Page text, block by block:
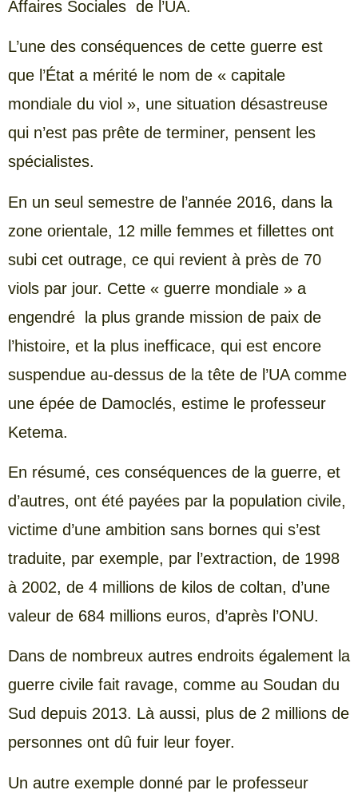
Affaires Sociales de l’UA.
L’une des conséquences de cette guerre est
que l’État a mérité le nom de « capitale
mondiale du viol », une situation désastreuse
qui n’est pas prête de terminer, pensent les
spécialistes.
En un seul semestre de l’année 2016, dans la
zone orientale, 12 mille femmes et fillettes ont
subi cet outrage, ce qui revient à près de 70
viols par jour. Cette « guerre mondiale » a
engendré la plus grande mission de paix de
l’histoire, et la plus inefficace, qui est encore
suspendue au-dessus de la tête de l’UA comme
une épée de Damoclés, estime le professeur
Ketema.
En résumé, ces conséquences de la guerre, et
d’autres, ont été payées par la population civile,
victime d’une ambition sans bornes qui s’est
traduite, par exemple, par l’extraction, de 1998
à 2002, de 4 millions de kilos de coltan, d’une
valeur de 684 millions euros, d’après l’ONU.
Dans de nombreux autres endroits également la
guerre civile fait ravage, comme au Soudan du
Sud depuis 2013. Là aussi, plus de 2 millions de
personnes ont dû fuir leur foyer.
Un autre exemple donné par le professeur